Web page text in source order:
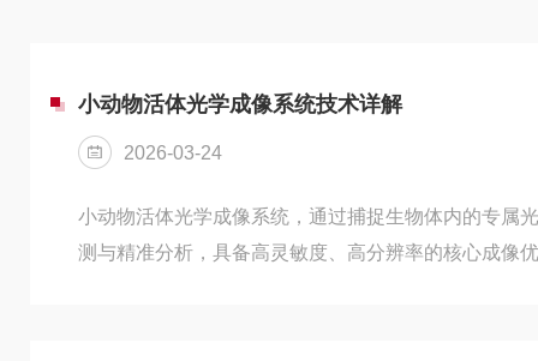
小动物活体光学成像系统技术详解
2026-03-24
小动物活体光学成像系统，通过捕捉生物体内的专属
测与精准分析，具备高灵敏度、高分辨率的核心成像